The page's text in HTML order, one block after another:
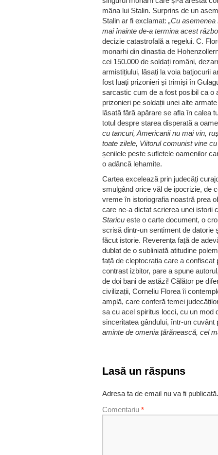
mâna lui Stalin. Surprins de un
Stalin ar fi exclamat: „Cu
mai înainte de-a termina acest
decizie catastrofală a regelui. C.
monarhi din dinastia de
cei 150.000 de soldați români,
armistițiului, lăsați la voia batjocurii
fost luați prizonieri și trimiși în
sarcastic cum de a fost posibil ca o
prizonieri pe soldații unei alte
lăsată fără apărare se afla în calea
totul despre starea disperată a
cu tancuri, Americanii nu mai vin,
toate zilele, Viitorul comunist vine
șenilele peste sufletele oamenilor
o adâncă lehamite.
Cartea excelează prin judecăți
smulgând orice văl de ipocrizie, de
vreme în istoriografia noastră prea
care ne-a dictat scrierea unei istorii
Staricu este o carte document, o
scrisă dintr-un sentiment de datorie
făcut istorie. Reverența față de
dublat de o subliniată atitudine
față de cleptocrația care a
contrast izbitor, pare a spune
de doi bani de astăzi! Călător pe
civilizații, Corneliu Florea îi
amplă, care conferă temei
sa cu acel spiritus locci, cu un mod
sinceritatea gândului, într-un cuvânt
aminte de omenia țărănească, cel
Lasă un răspuns
Adresa ta de email nu va fi publicată.
Comentariu *